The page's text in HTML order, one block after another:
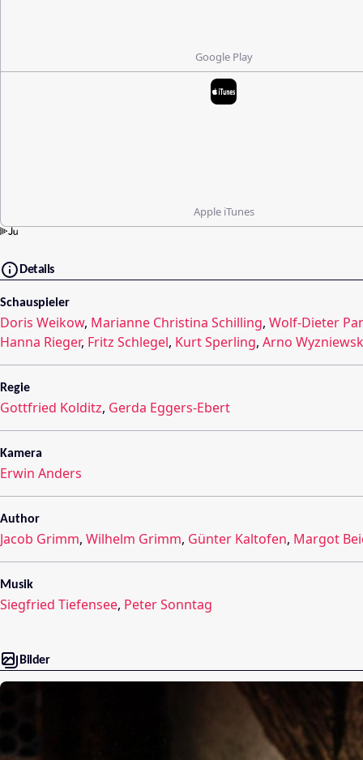
Google Play
Apple iTunes
Details
Schauspieler
Doris Weikow, Marianne Christina Schilling, Wolf-Dieter
Hanna Rieger, Fritz Schlegel, Kurt Sperling, Arno
Regie
Gottfried Kolditz, Gerda Eggers-Ebert
Kamera
Erwin Anders
Author
Jacob Grimm, Wilhelm Grimm, Günter Kaltofen, Margot
Musik
Siegfried Tiefensee, Peter Sonntag
Bilder